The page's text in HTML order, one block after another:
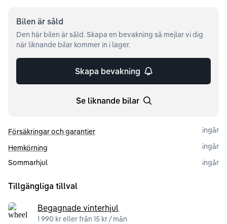
Bilen är såld
Den här bilen är såld. Skapa en bevakning så mejlar vi dig
när liknande bilar kommer in i lager.
Skapa bevakning
Se liknande bilar
Försäkringar och garantier
ingår
Hemkörning
ingår
Sommarhjul
ingår
Tillgängliga tillval
Begagnade vinterhjul
1 990 kr eller från 15 kr / mån